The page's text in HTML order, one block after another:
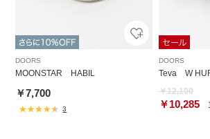
DOORS
MOONSTAR HABIL
￥7,700
3
DOORS
Teva W
￥12,100
￥10,285